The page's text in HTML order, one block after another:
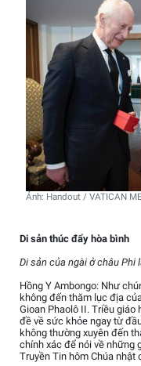
Ảnh: Handout / VATICAN
Di sản thúc đẩy hòa bình
Di sản của ngài ở châu Phi
Hồng Y Ambongo: Như
không đến thăm lục địa
Gioan Phaolô II. Triều giáo
đề về sức khỏe ngay từ
không thường xuyên đến
chính xác để nói về những
Truyền Tin hôm Chúa nhật